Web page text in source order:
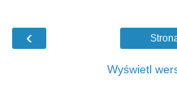
‹
Wyświetl